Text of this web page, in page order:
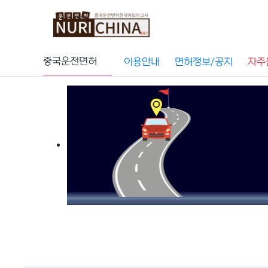
중국운전면허 이용안내 면허정보/공지 자주